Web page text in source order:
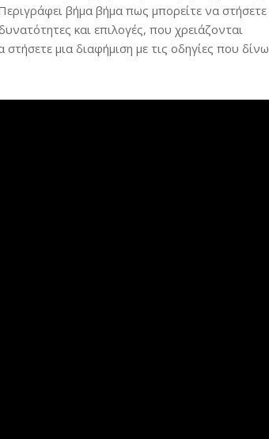
βήμα βήμα πως μπορείτε να στήσετε
και επιλογές, που χρειάζονται
στήσετε μια διαφήμιση με τις οδηγίες που δίνω